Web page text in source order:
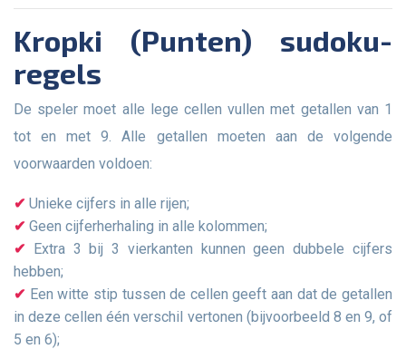
Kropki (Punten) sudoku-
regels
De speler moet alle lege cellen vullen met getallen van 1
tot en met 9. Alle getallen moeten aan de volgende
voorwaarden voldoen:
Unieke cijfers in alle rijen;
Geen cijferherhaling in alle kolommen;
Extra 3 bij 3 vierkanten kunnen geen dubbele cijfers
hebben;
Een witte stip tussen de cellen geeft aan dat de getallen
in deze cellen één verschil vertonen (bijvoorbeeld 8 en 9, of
5 en 6);